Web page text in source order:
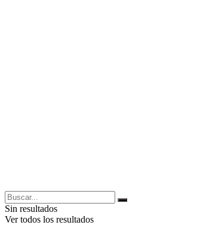
Sin resultados
Ver todos los resultados